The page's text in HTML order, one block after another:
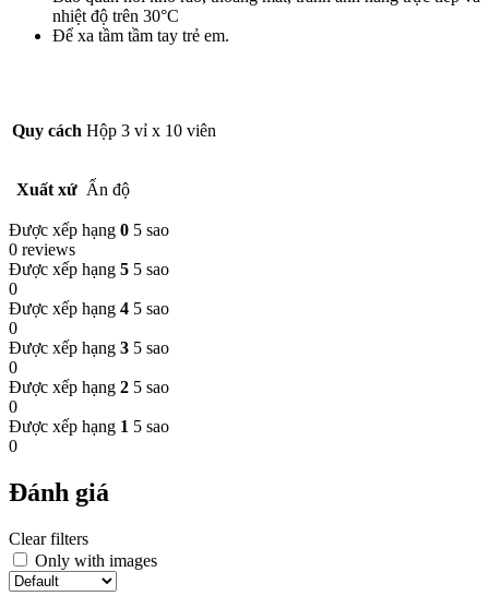
nhiệt độ trên 30°C
Để xa tầm tầm tay trẻ em.
Quy cách Hộp 3 vỉ x 10 viên
Xuất xứ Ấn độ
Được xếp hạng 0 5 sao
0 reviews
Được xếp hạng 5 5 sao
0
Được xếp hạng 4 5 sao
0
Được xếp hạng 3 5 sao
0
Được xếp hạng 2 5 sao
0
Được xếp hạng 1 5 sao
0
Đánh giá
Clear filters
Only with images